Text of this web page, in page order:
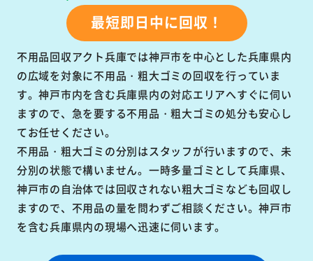
最短即日中に回収！
不用品回収アクト兵庫では神戸市を中心とした兵庫県内
の広域を対象に不用品・粗大ゴミの回収を行っていま
す。神戸市内を含む兵庫県内の対応エリアへすぐに伺い
ますので、急を要する不用品・粗大ゴミの処分も安心し
てお任せください。
不用品・粗大ゴミの分別はスタッフが行いますので、未
分別の状態で構いません。一時多量ゴミとして兵庫県、
神戸市の自治体では回収されない粗大ゴミなども回収し
ますので、不用品の量を問わずご相談ください。神戸市
を含む兵庫県内の現場へ迅速に伺います。